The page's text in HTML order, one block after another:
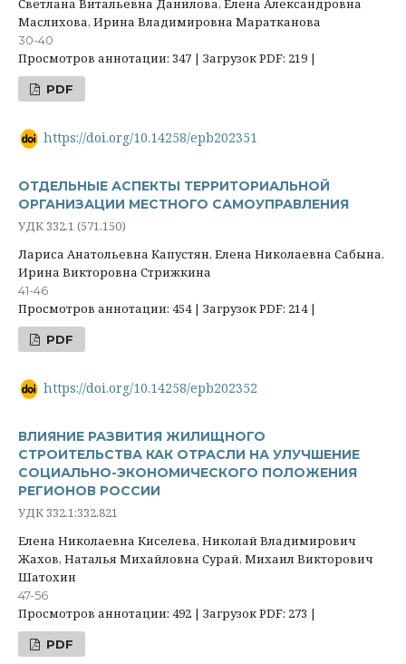
Светлана Витальевна Данилова, Елена Александровна
Маслихова, Ирина Владимировна Маратканова
30-40
Просмотров аннотации: 347 | Загрузок PDF: 219 |
PDF
https://doi.org/10.14258/epb202351
ОТДЕЛЬНЫЕ АСПЕКТЫ ТЕРРИТОРИАЛЬНОЙ
ОРГАНИЗАЦИИ МЕСТНОГО САМОУПРАВЛЕНИЯ
УДК 332.1 (571.150)
Лариса Анатольевна Капустян, Елена Николаевна Сабына,
Ирина Викторовна Стрижкина
41-46
Просмотров аннотации: 454 | Загрузок PDF: 214 |
PDF
https://doi.org/10.14258/epb202352
ВЛИЯНИЕ РАЗВИТИЯ ЖИЛИЩНОГО
СТРОИТЕЛЬСТВА КАК ОТРАСЛИ НА УЛУЧШЕНИЕ
СОЦИАЛЬНО-ЭКОНОМИЧЕСКОГО ПОЛОЖЕНИЯ
РЕГИОНОВ РОССИИ
УДК 332.1:332.821
Елена Николаевна Киселева, Николай Владимирович
Жахов, Наталья Михайловна Сурай, Михаил Викторович
Шатохин
47-56
Просмотров аннотации: 492 | Загрузок PDF: 273 |
PDF